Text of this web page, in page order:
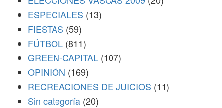
ESPECIALES (13)
FIESTAS (59)
FÚTBOL (811)
GREEN-CAPITAL (107)
OPINIÓN (169)
RECREACIONES DE JUICIOS (11)
Sin categoría (20)